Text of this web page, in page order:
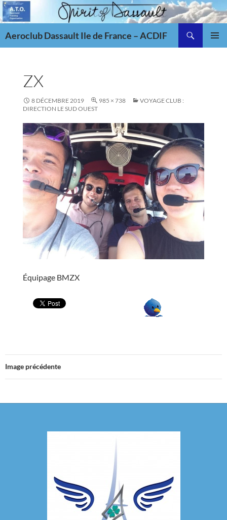
Aller
au
Aeroclub Dassault Ile de France – ACDIF
ZX
8 DÉCEMBRE 2019 985 × 738
VOYAGE CLUB :
DIRECTION LE SUD OUEST
Équipage BMZX
Image précédente